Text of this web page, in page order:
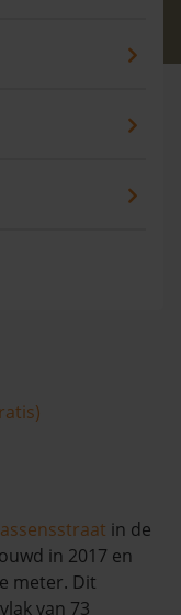
in de
in 2017 en
meter. Dit
van 73